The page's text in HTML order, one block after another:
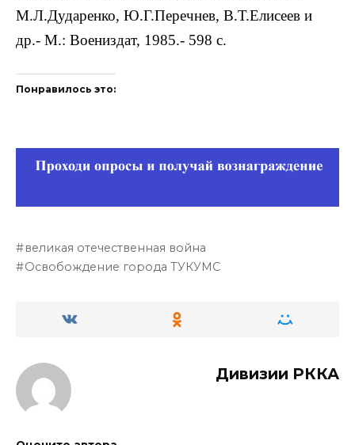
М.Л.Дударенко, Ю.Г.Перечнев, В.Т.Елисеев и
др.- М.: Воениздат, 1985.- 598 с.
Понравилось это:
великая отечественная война
Освобождение города ТУКУМС
Дивизии РККА